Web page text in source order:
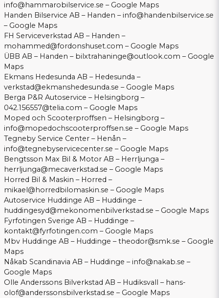
info@hammarobilservice.se – Google Maps
Handen Bilservice AB – Handen –info@handenbilservice.se
– Google Maps
FH Serviceverkstad AB – Handen –
mohammed@fordonshuset.com – Google Maps
ÜBB AB – Handen – bilxtrahaninge@outlook.com – Google
Maps
Ekmans Hedesunda AB – Hedesunda –
verkstad@ekmanshedesunda.se – Google Maps
Berga P&R Autoservice – Helsingborg –
042.156557@telia.com – Google Maps
Moped och Scooterproffsen – Helsingborg –
info@mopedochscooterproffsen.se – Google Maps
Tegneby Service Center – Henån –
info@tegnebyservicecenter.se – Google Maps
Bengtsson Max Bil & Motor AB – Herrljunga –
herrljunga@mecaverkstad.se – Google Maps
Horred Bil & Maskin – Horred –
mikael@horredbilomaskin.se – Google Maps
Autoservice Huddinge AB – Huddinge –
huddingesyd@mekonomenbilverkstad.se – Google Maps
Fyrfotingen Sverige AB – Huddinge –
kontakt@fyrfotingen.com – Google Maps
Mbv Huddinge AB – Huddinge –theodor@smk.se – Google
Maps
Nåkab Scandinavia AB – Huddinge –info@nakab.se –
Google Maps
Olle Anderssons Bilverkstad AB – Hudiksvall – hans-
olof@anderssonsbilverkstad.se – Google Maps